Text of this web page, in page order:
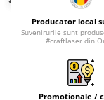
Producator local
Suvenirurile sunt
#craftlaser din
Promotionale /